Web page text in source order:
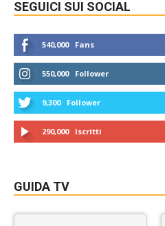
SEGUICI SUI SOCIAL
540,000 Fans
550,000 Follower
9,300 Follower
290,000 Iscritti
GUIDA TV